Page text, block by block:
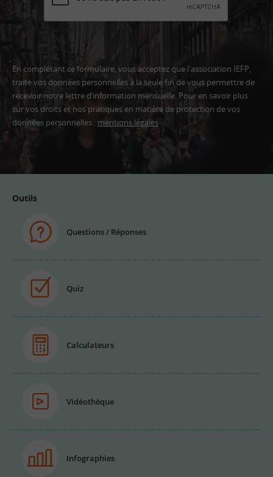
En complétant ce formulaire, vous acceptez que l'association IEFP,
traite vos données personnelles à la seule fin de vous permettre de
recevoir notre lettre d’information mensuelle. Pour en savoir plus
sur vos droits et nos pratiques en matière de protection de vos
données personnelles : mentions légales
Adresse
Outils
Questions / Réponses
Quiz
Calculateurs
Vidéothèque
Infographies